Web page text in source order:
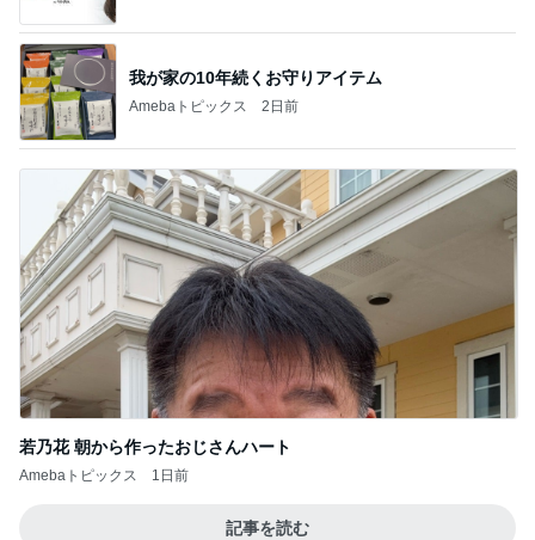
我が家の10年続くお守りアイテム
Amebaトピックス 2日前
若乃花 朝から作ったおじさんハート
Amebaトピックス 1日前
記事を読む